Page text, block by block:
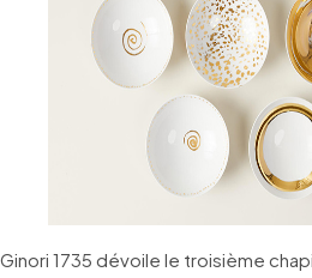
Ginori 1735 dévoile le troisième